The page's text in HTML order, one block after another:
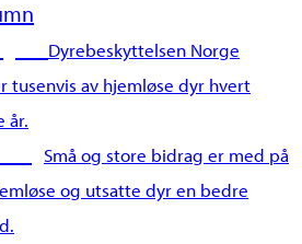
Dyrebeskyttelsen Norge
tusenvis av hjemløse dyr hvert
år.
Små og store bidrag er med på
og utsatte dyr en bedre